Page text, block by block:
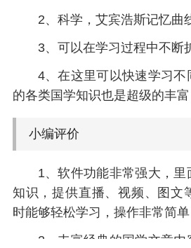
2、科学，艾宾浩斯记忆曲
3、可以在学习过程中不断
4、在这里可以快速学习
的各类国学知识也是超级的丰富
小编评价
1、软件功能非常强大，
知识，提供直播、视频、图文
时能够轻松学习，操作非常简单
2、丰富经典的国学文章